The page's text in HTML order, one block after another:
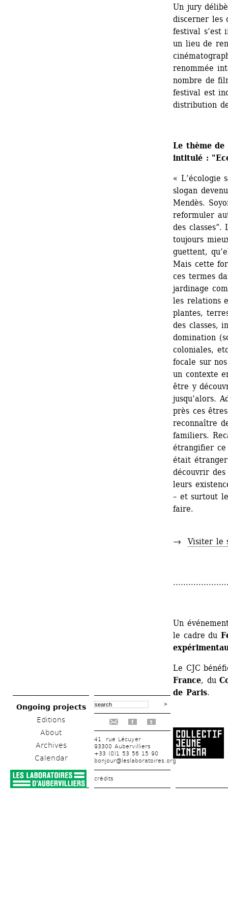
Ongoing projects
Editions
About
Archives
Calendar
f t
41, rue Lécuyer
93300 Aubervilliers
+33 (0)1 53 56 15 90
bonjour@leslaboratoires.org
crédits
Un jury
discerner les
festival s’est
un lieu de
renommée
nombre de
festival est
distribution
Le thème
intitulé :
« L’écologie
slogan
Mendès.
reformuler
des classes”.
toujours
guettent,
Mais cette
ces termes
jardinage
les relations
plantes,
des classes,
domination
coloniales,
focale sur
un contexte
être y
jusqu’alors.
près ces
reconnaître
familiers.
étrangifier
était
découvrir
leurs
– et surtout
faire.
→ Visiter le
Un
le cadre du
Le CJC
France, du
de Paris.